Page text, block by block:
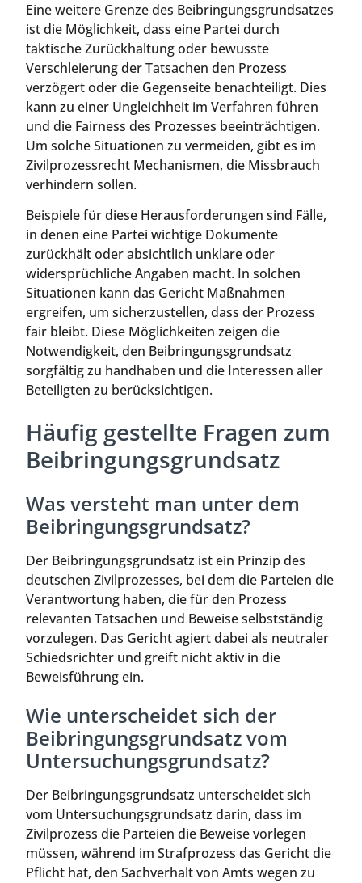
Eine weitere Grenze des Beibringungsgrundsatzes
ist die Möglichkeit, dass eine Partei durch
taktische Zurückhaltung oder bewusste
Verschleierung der Tatsachen den Prozess
verzögert oder die Gegenseite benachteiligt. Dies
kann zu einer Ungleichheit im Verfahren führen
und die Fairness des Prozesses beeinträchtigen.
Um solche Situationen zu vermeiden, gibt es im
Zivilprozessrecht Mechanismen, die Missbrauch
verhindern sollen.
Beispiele für diese Herausforderungen sind Fälle,
in denen eine Partei wichtige Dokumente
zurückhält oder absichtlich unklare oder
widersprüchliche Angaben macht. In solchen
Situationen kann das Gericht Maßnahmen
ergreifen, um sicherzustellen, dass der Prozess
fair bleibt. Diese Möglichkeiten zeigen die
Notwendigkeit, den Beibringungsgrundsatz
sorgfältig zu handhaben und die Interessen aller
Beteiligten zu berücksichtigen.
Häufig gestellte Fragen zum
Beibringungsgrundsatz
Was versteht man unter dem
Beibringungsgrundsatz?
Der Beibringungsgrundsatz ist ein Prinzip des
deutschen Zivilprozesses, bei dem die Parteien die
Verantwortung haben, die für den Prozess
relevanten Tatsachen und Beweise selbstständig
vorzulegen. Das Gericht agiert dabei als neutraler
Schiedsrichter und greift nicht aktiv in die
Beweisführung ein.
Wie unterscheidet sich der
Beibringungsgrundsatz vom
Untersuchungsgrundsatz?
Der Beibringungsgrundsatz unterscheidet sich
vom Untersuchungsgrundsatz darin, dass im
Zivilprozess die Parteien die Beweise vorlegen
müssen, während im Strafprozess das Gericht die
Pflicht hat, den Sachverhalt von Amts wegen zu